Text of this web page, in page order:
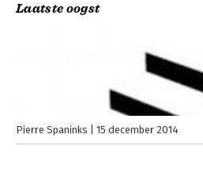
Laatste oogst
Pierre Spaninks 15 december 2014